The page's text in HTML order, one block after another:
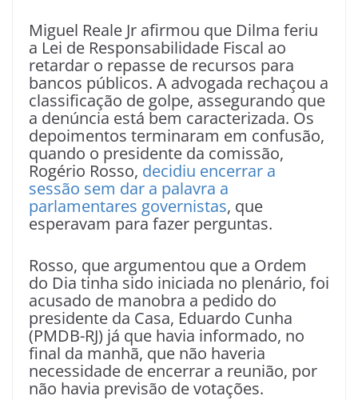
Miguel Reale Jr afirmou que Dilma feriu
a Lei de Responsabilidade Fiscal ao
retardar o repasse de recursos para
bancos públicos. A advogada rechaçou a
classificação de golpe, assegurando que
a denúncia está bem caracterizada. Os
depoimentos terminaram em confusão,
quando o presidente da comissão,
Rogério Rosso, decidiu encerrar a
sessão sem dar a palavra a
parlamentares governistas, que
esperavam para fazer perguntas.
Rosso, que argumentou que a Ordem
do Dia tinha sido iniciada no plenário, foi
acusado de manobra a pedido do
presidente da Casa, Eduardo Cunha
(PMDB-RJ) já que havia informado, no
final da manhã, que não haveria
necessidade de encerrar a reunião, por
não havia previsão de votações.